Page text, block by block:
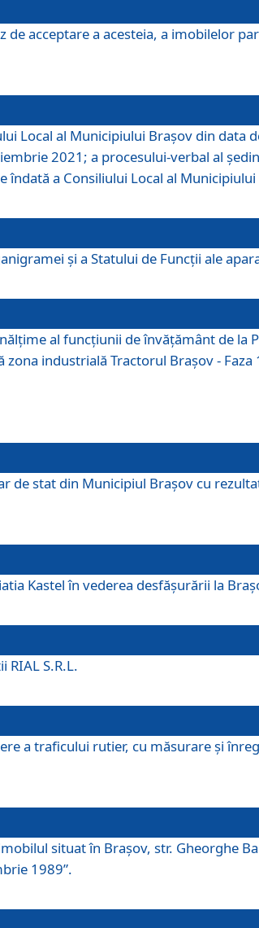
acceptare a acesteia, a imobilelor
Local al Municipiului Braşov din data
2021; a procesului-verbal al
a Consiliului Local al
şi a Statului de Funcţii ale
al funcţiunii de învăţământ de la
industrială Tractorul Braşov -
stat din Municipiul Brașov cu
Kastel în vederea desfăşurării la
S.R.L.
a traficului rutier, cu măsurare și
situat în Braşov, str. Gheorghe
1989”.